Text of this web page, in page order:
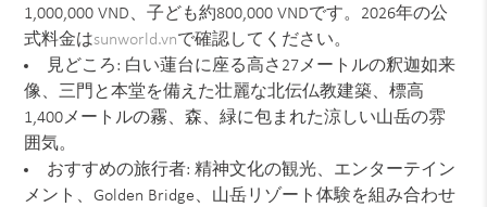
1,000,000 VND、子ども約800,000 VNDです。2026年の公
式料金はsunworld.vnで確認してください。
見どころ: 白い蓮台に座る高さ27メートルの釈迦如来
像、三門と本堂を備えた壮麗な北伝仏教建築、標高
1,400メートルの霧、森、緑に包まれた涼しい山岳の雰
囲気。
おすすめの旅行者: 精神文化の観光、エンターテイン
メント、Golden Bridge、山岳リゾート体験を組み合わせ